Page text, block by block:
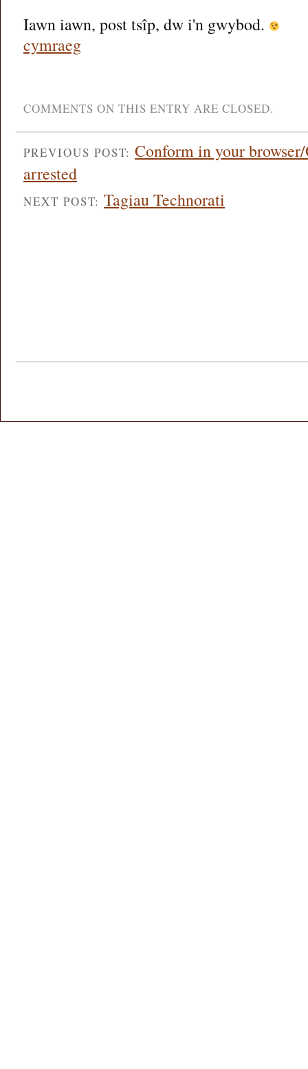
Iawn iawn, post tsîp, dw i'n gwybod.
cymraeg
COMMENTS ON THIS ENTRY ARE CLOSED.
PREVIOUS POST: Conform in your
arrested
NEXT POST: Tagiau Technorati